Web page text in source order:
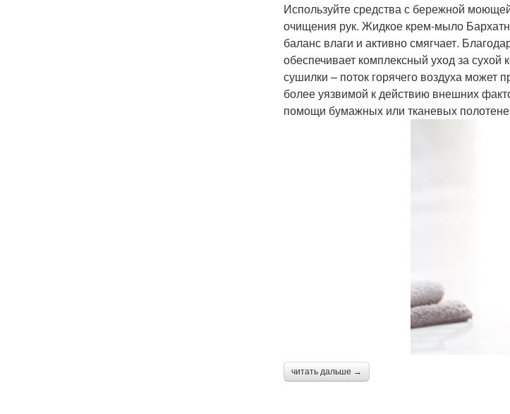
Используйте средства с бережной
очищения рук. Жидкое крем-мыло
баланс влаги и активно смягчает.
обеспечивает комплексный уход за
сушилки – поток горячего воздуха может
более уязвимой к действию внешних
помощи бумажных или тканевых
читать дальше →